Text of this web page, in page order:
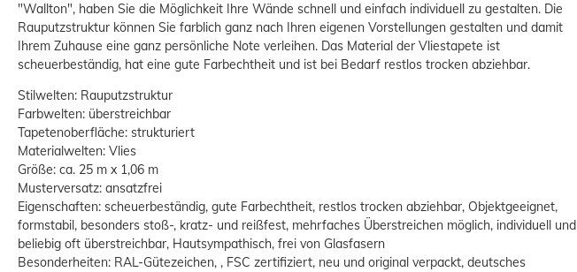
"Wallton", haben Sie die Möglichkeit Ihre Wände schnell und einfach individuell zu gestalten. Die
Rauputzstruktur können Sie farblich ganz nach Ihren eigenen Vorstellungen gestalten und damit
Ihrem Zuhause eine ganz persönliche Note verleihen. Das Material der Vliestapete ist
scheuerbeständig, hat eine gute Farbechtheit und ist bei Bedarf restlos trocken abziehbar.
Stilwelten: Rauputzstruktur
Farbwelten: überstreichbar
Tapetenoberfläche: strukturiert
Materialwelten: Vlies
Größe: ca. 25 m x 1,06 m
Musterversatz: ansatzfrei
Eigenschaften: scheuerbeständig, gute Farbechtheit, restlos trocken abziehbar, Objektgeeignet,
formstabil, besonders stoß-, kratz- und reißfest, mehrfaches Überstreichen möglich, individuell und
beliebig oft überstreichbar, Hautsympathisch, frei von Glasfasern
Besonderheiten: RAL-Gütezeichen, , FSC zertifiziert, neu und original verpackt, deutsches